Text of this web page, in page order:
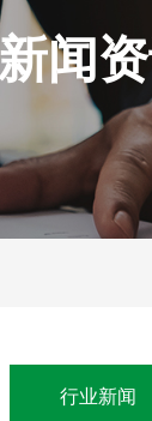
闻
行业新闻